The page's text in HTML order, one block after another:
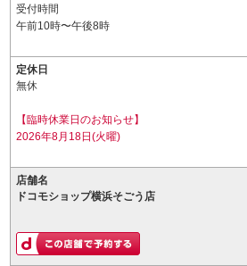
受付時間
午前10時〜午後8時
定休日
無休
【臨時休業日のお知らせ】
2026年8月18日(火曜)
店舗名
ドコモショップ横浜そごう店